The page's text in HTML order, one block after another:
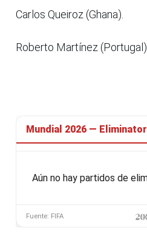
Carlos Queiroz (Ghana).
Roberto Martínez (Portugal).